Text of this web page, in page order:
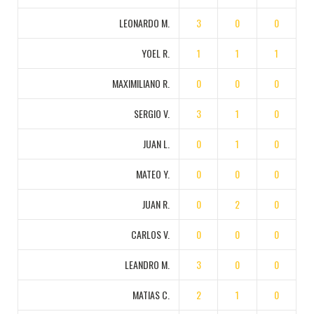
LEONARDO M. 3 0 0
YOEL R. 1 1 1
MAXIMILIANO R. 0 0 0
SERGIO V. 3 1 0
JUAN L. 0 1 0
MATEO Y. 0 0 0
JUAN R. 0 2 0
CARLOS V. 0 0 0
LEANDRO M. 3 0 0
MATIAS C. 2 1 0